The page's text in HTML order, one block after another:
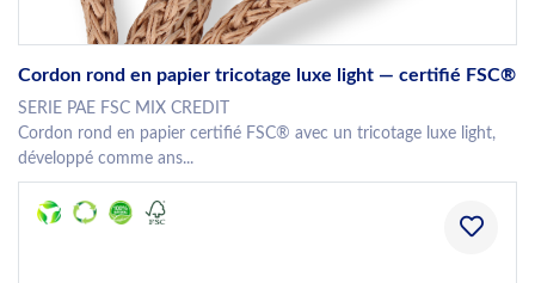
Cordon rond en papier tricotage luxe light — certifié FSC®
SERIE PAE FSC MIX CREDIT
Cordon rond en papier certifié FSC® avec un tricotage luxe light,
développé comme ans...